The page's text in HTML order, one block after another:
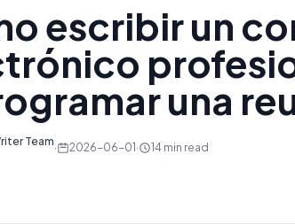
escribir un
una
Team· 2026-06-01· 14 min read